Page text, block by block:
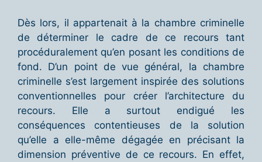
Dès lors, il appartenait à la chambre criminelle
de déterminer le cadre de ce recours tant
procéduralement qu’en posant les conditions de
fond. D’un point de vue général, la chambre
criminelle s’est largement inspirée des solutions
conventionnelles pour créer l’architecture du
recours. Elle a surtout endigué les
conséquences contentieuses de la solution
qu’elle a elle-même dégagée en précisant la
dimension préventive de ce recours. En effet,